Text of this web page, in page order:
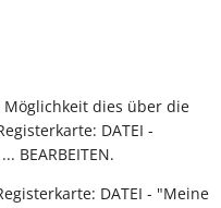
dies über die
DATEI -
BEARBEITEN.
DATEI - "Meine